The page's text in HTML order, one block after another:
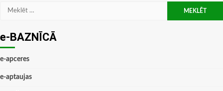
Meklēt:
e-BAZNĪCĀ
e-apceres
e-aptaujas